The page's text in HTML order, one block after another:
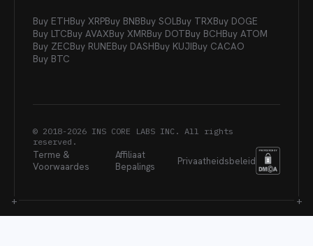
Buy ETHBuy XRPBuy BNBBuy SOLBuy TRXBuy DOGE
Buy LTCBuy AVAXBuy XMRBuy DOTBuy BCHBuy ATOM
Buy ZECBuy RUNEBuy DASHBuy KUJIBuy CACAO
Buy BTC
© 2018-2026 INS CORE LABS INC. All rights
reserved.
Terme &
Voorwaardes
Affiliaat
Bepalings
Privaatheidsbeleid